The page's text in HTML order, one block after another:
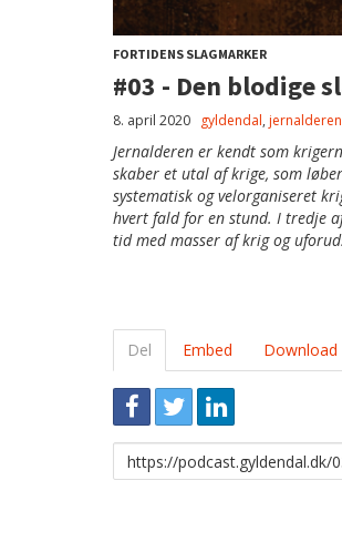
FORTIDENS SLAGMARKER
#03 - Den blodige
8. april 2020 gyldendal, jernalderen
Jernalderen er kendt som
skaber et utal af krige, som
systematisk og velorganiseret
hvert fald for en stund. I tredje
tid med masser af krig og
Del Embed Download
Link
til